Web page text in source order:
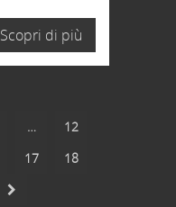
Scopri di più
…
12
17
18